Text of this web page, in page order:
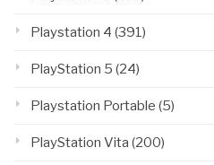
Playstation 4 (391)
PlayStation 5 (24)
Playstation Portable (5)
PlayStation Vita (200)